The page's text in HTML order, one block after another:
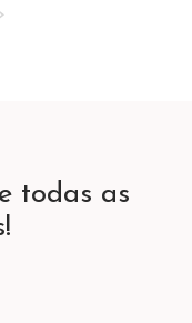
todas as